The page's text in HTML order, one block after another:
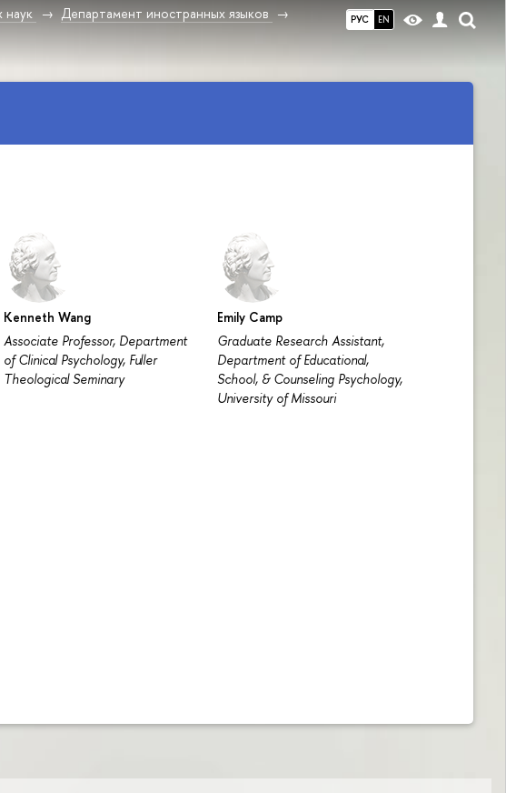
РУС EN
наук
Департамент иностранных языков
Kenneth Wang
Associate Professor, Department
of Clinical Psychology, Fuller
Theological Seminary
Emily Camp
Graduate Research Assistant,
Department of Educational,
School, & Counseling Psychology,
University of Missouri